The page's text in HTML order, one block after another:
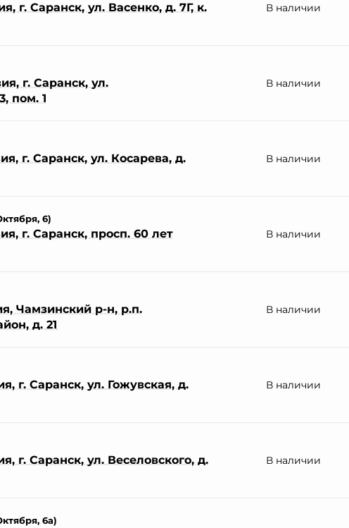
г. Саранск, ул. Васенко, д. 7Г, к.
В наличии
г. Саранск, ул.
пом. 1
В наличии
г. Саранск, ул. Косарева, д.
В наличии
6)
г. Саранск, просп. 60 лет
В наличии
Чамзинский р-н, р.п.
д. 21
В наличии
г. Саранск, ул. Гожувская, д.
В наличии
г. Саранск, ул. Веселовского, д.
В наличии
6а)